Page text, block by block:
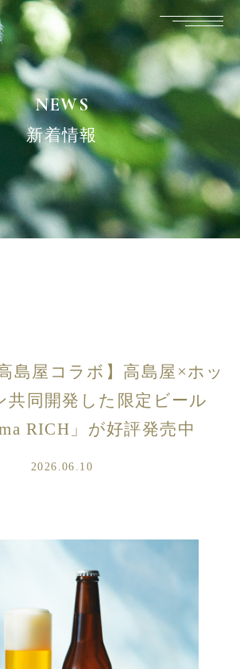
한국어
NEWS
新着情報
島屋コラボ】高島屋×ホッ
共同開発した限定ビール
RICH」が好評発売中
2026.06.10